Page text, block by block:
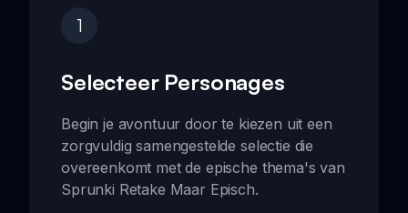
1
Selecteer Personages
Begin je avontuur door te kiezen uit een
zorgvuldig samengestelde selectie die
overeenkomt met de epische thema's van
Sprunki Retake Maar Episch.